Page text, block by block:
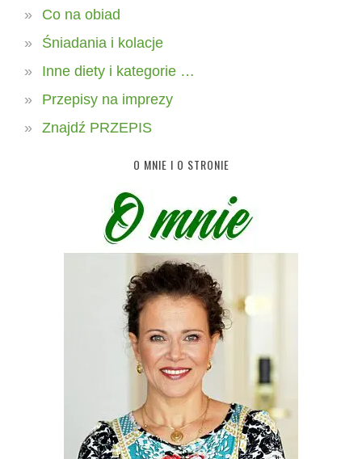
Co na obiad
Śniadania i kolacje
Inne diety i kategorie …
Przepisy na imprezy
Znajdź PRZEPIS
O MNIE I O STRONIE